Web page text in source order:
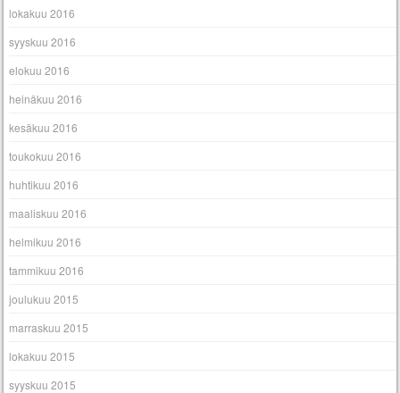
lokakuu 2016
syyskuu 2016
elokuu 2016
heinäkuu 2016
kesäkuu 2016
toukokuu 2016
huhtikuu 2016
maaliskuu 2016
helmikuu 2016
tammikuu 2016
joulukuu 2015
marraskuu 2015
lokakuu 2015
syyskuu 2015